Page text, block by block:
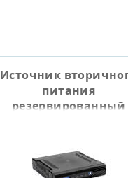
Источник
питания
резервированный
2x17-RACK)